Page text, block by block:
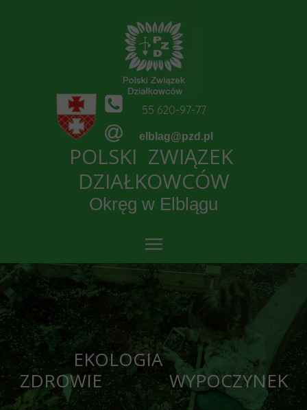
55 620-97-77
elblag@pzd.pl
POLSKI ZWIĄZEK
DZIAŁKOWCÓW
Okręg w Elblągu
EKOLOGIA
ZDROWIE WYPOCZYNEK